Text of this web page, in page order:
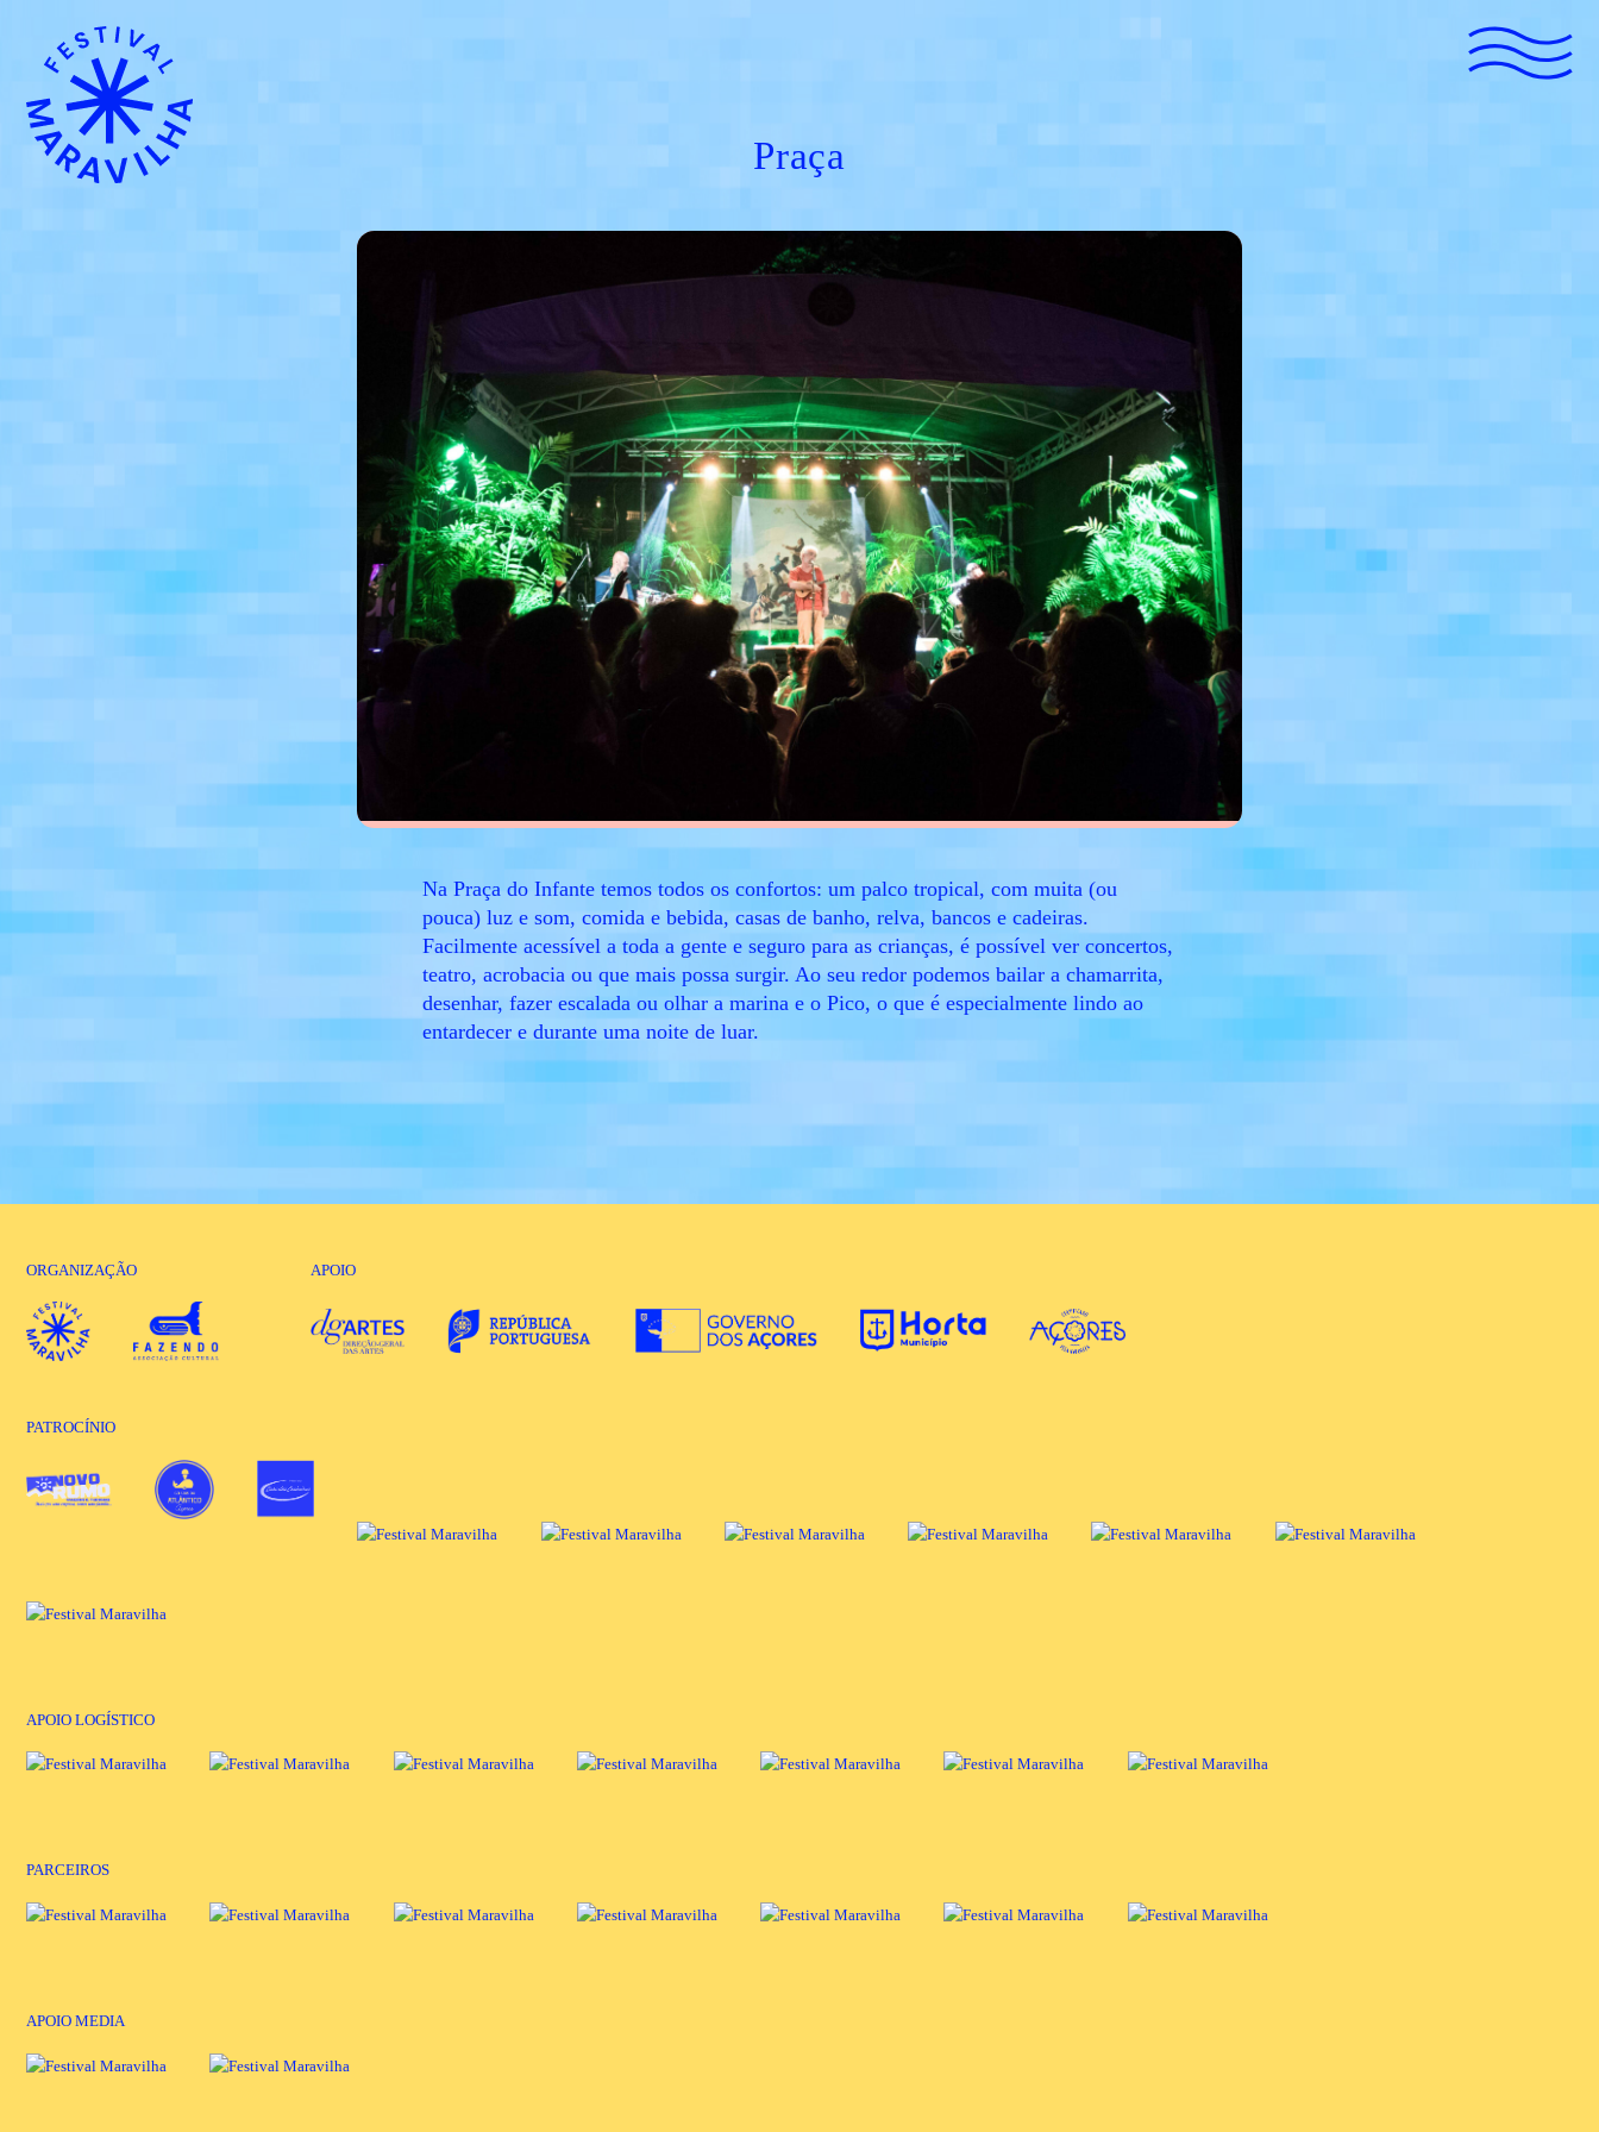
Praça
Na Praça do Infante temos todos os confortos: um palco tropical, com muita (ou
pouca) luz e som, comida e bebida, casas de banho, relva, bancos e cadeiras.
Facilmente acessível a toda a gente e seguro para as crianças, é possível ver concertos,
teatro, acrobacia ou que mais possa surgir. Ao seu redor podemos bailar a chamarrita,
desenhar, fazer escalada ou olhar a marina e o Pico, o que é especialmente lindo ao
entardecer e durante uma noite de luar.
ORGANIZAÇÃO APOIO
PATROCÍNIO
APOIO LOGÍSTICO
PARCEIROS
APOIO MEDIA